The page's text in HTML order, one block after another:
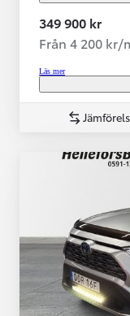
349 900 kr
Från 4 200 kr/
Läs mer